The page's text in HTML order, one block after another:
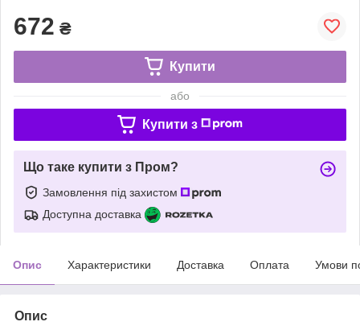
672 ₴
Купити
або
Купити з
Що таке купити з Пром?
Замовлення під захистом
Доступна доставка
Опис Характеристики Доставка Оплата Умови
Опис